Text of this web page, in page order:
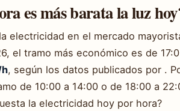
es más barata la luz
electricidad en el mercado
el tramo más económico es de
, según los datos publicados por .
de 10:00 a 14:00 o de 18:00 a
la electricidad hoy por hora?